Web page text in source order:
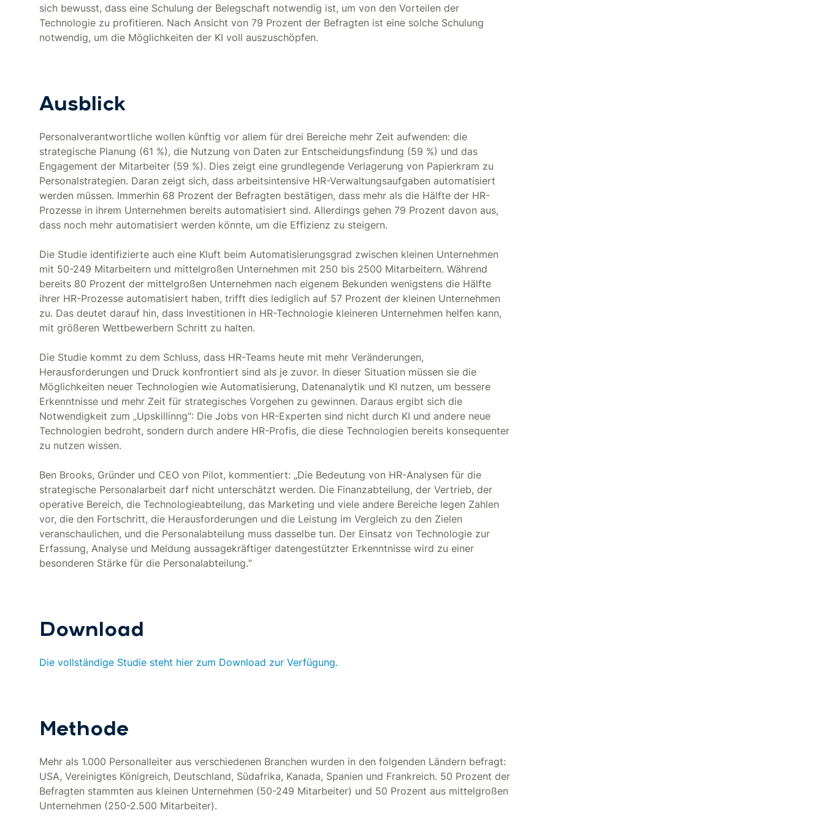
sich bewusst, dass eine Schulung der Belegschaft notwendig ist, um von den Vorteilen der
Technologie zu profitieren. Nach Ansicht von 79 Prozent der Befragten ist eine solche Schulung
notwendig, um die Möglichkeiten der KI voll auszuschöpfen.
Ausblick
Personalverantwortliche wollen künftig vor allem für drei Bereiche mehr Zeit aufwenden: die
strategische Planung (61 %), die Nutzung von Daten zur Entscheidungsfindung (59 %) und das
Engagement der Mitarbeiter (59 %). Dies zeigt eine grundlegende Verlagerung von Papierkram zu
Personalstrategien. Daran zeigt sich, dass arbeitsintensive HR-Verwaltungsaufgaben automatisiert
werden müssen. Immerhin 68 Prozent der Befragten bestätigen, dass mehr als die Hälfte der HR-
Prozesse in ihrem Unternehmen bereits automatisiert sind. Allerdings gehen 79 Prozent davon aus,
dass noch mehr automatisiert werden könnte, um die Effizienz zu steigern.
Die Studie identifizierte auch eine Kluft beim Automatisierungsgrad zwischen kleinen Unternehmen
mit 50-249 Mitarbeitern und mittelgroßen Unternehmen mit 250 bis 2500 Mitarbeitern. Während
bereits 80 Prozent der mittelgroßen Unternehmen nach eigenem Bekunden wenigstens die Hälfte
ihrer HR-Prozesse automatisiert haben, trifft dies lediglich auf 57 Prozent der kleinen Unternehmen
zu. Das deutet darauf hin, dass Investitionen in HR-Technologie kleineren Unternehmen helfen kann,
mit größeren Wettbewerbern Schritt zu halten.
Die Studie kommt zu dem Schluss, dass HR-Teams heute mit mehr Veränderungen,
Herausforderungen und Druck konfrontiert sind als je zuvor. In dieser Situation müssen sie die
Möglichkeiten neuer Technologien wie Automatisierung, Datenanalytik und KI nutzen, um bessere
Erkenntnisse und mehr Zeit für strategisches Vorgehen zu gewinnen. Daraus ergibt sich die
Notwendigkeit zum „Upskillinng“: Die Jobs von HR-Experten sind nicht durch KI und andere neue
Technologien bedroht, sondern durch andere HR-Profis, die diese Technologien bereits konsequenter
zu nutzen wissen.
Ben Brooks, Gründer und CEO von Pilot, kommentiert: „Die Bedeutung von HR-Analysen für die
strategische Personalarbeit darf nicht unterschätzt werden. Die Finanzabteilung, der Vertrieb, der
operative Bereich, die Technologieabteilung, das Marketing und viele andere Bereiche legen Zahlen
vor, die den Fortschritt, die Herausforderungen und die Leistung im Vergleich zu den Zielen
veranschaulichen, und die Personalabteilung muss dasselbe tun. Der Einsatz von Technologie zur
Erfassung, Analyse und Meldung aussagekräftiger datengestützter Erkenntnisse wird zu einer
besonderen Stärke für die Personalabteilung.“
Download
Die vollständige Studie steht hier zum Download zur Verfügung.
Methode
Mehr als 1.000 Personalleiter aus verschiedenen Branchen wurden in den folgenden Ländern befragt:
USA, Vereinigtes Königreich, Deutschland, Südafrika, Kanada, Spanien und Frankreich. 50 Prozent der
Befragten stammten aus kleinen Unternehmen (50-249 Mitarbeiter) und 50 Prozent aus mittelgroßen
Unternehmen (250-2.500 Mitarbeiter).